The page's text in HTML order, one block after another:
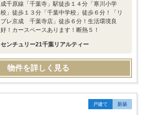
成千原線「千葉寺」駅徒歩１４分「寒川小学
校」徒歩１３分「千葉中学校」徒歩６分！「リ
ブレ京成 千葉寺店」徒歩６分！生活環境良
好！カースペースあります！断熱５！
センチュリー21千葉リアルティー
物件を詳しく見る
戸建て 新築